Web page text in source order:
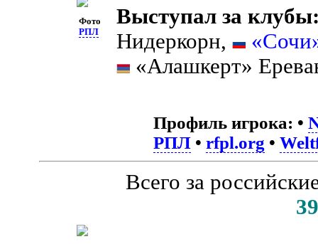
Фото
РПЛ
Выступал за
Нидеркорн,
«Алашкерт»
Профиль игрока: •
РПЛ• rfpl.org •
Всего за
39